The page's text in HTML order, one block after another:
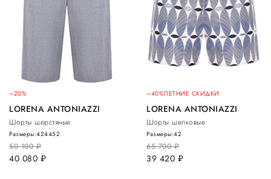
–20%
LORENA ANTONIAZZI
Шорты шерстяные
50 100руб.
40 080 руб.
Размеры:424452
–40%ЛЕТНИЕ СКИДКИ
LORENA ANTONIAZZI
Шорты шелковые
65 700руб.
39 420 руб.
Размеры:42